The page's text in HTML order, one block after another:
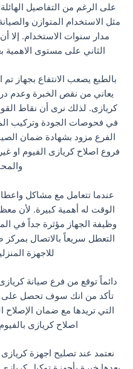
على الرغم من التفاصيل
مثل الاستخدام المتوازن
مدار سنوات الاستخدام. إلا
الثاني على مستوى الاهمية
بالطبع يصعب الانتفاع بجهاز
يعاني من نقص الخبرة وعدم
كريازى. لذلك نرى أن نقاط
في فحوصات الجودة وتركيب
الفرع مزود بشهادة ضمان
فروع اصلاح كريازى الفيوم او
عندما تتعامل مع مشاكل
الوقت له أهمية كبيرة. لأن
وظيفة الجهاز مؤثرة جداً في
التعطل سريعاً بالاتصال بمركز
للاجهزة
دائماً توقع من فرع صيانة
تأكد من انك سوف تحصل على
التي تريدها مع ضمان الإصلاح
اصلاح كريازى